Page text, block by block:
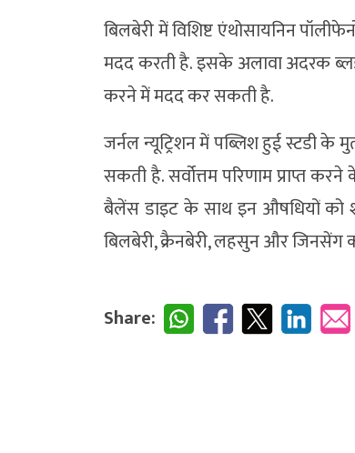
बिलबेरी में विशिष्ट एंथोसायनिन
मदद करती है. इसके अलावा अदरक
करने में मदद कर सकती है.
जर्नल न्यूट्रिशन में पब्लिश हुई स्टडी
सकती है. सर्वोत्तम परिणाम प्राप्त
बैलेंस डाइट के साथ इन औषधियों को
बिलबेरी, क्रैनबेरी, लहसुन और
Share: